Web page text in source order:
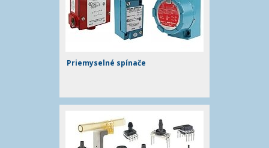
Priemyselné spínače